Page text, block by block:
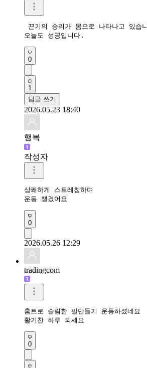
끈기의 승리가 몸으로 나타나고 있습
오늘도 성공입니다.
0
1
답글 쓰기
2026.05.23 18:40
행복
작성자
상쾌하게 스트레칭하며
운동 챙겼어요
0
2026.05.26 12:29
tradingcom
홈트로 슬림한 팔만들기 운동하셨네요
활기찬 하루 되세요
0